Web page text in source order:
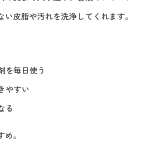
い皮脂や汚れを洗浄してくれます。
を毎日使う
やすい
る
。